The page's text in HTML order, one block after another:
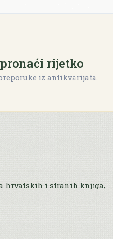
rijetko
iz antikvarijata.
hrvatskih i stranih knjiga,